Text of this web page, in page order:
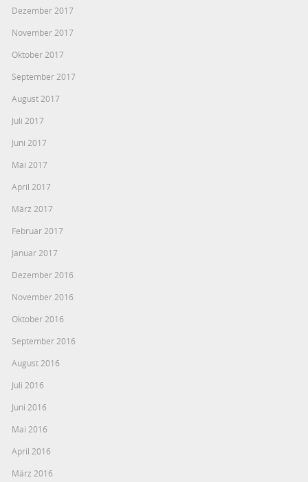
Dezember 2017
November 2017
Oktober 2017
September 2017
August 2017
Juli 2017
Juni 2017
Mai 2017
April 2017
März 2017
Februar 2017
Januar 2017
Dezember 2016
November 2016
Oktober 2016
September 2016
August 2016
Juli 2016
Juni 2016
Mai 2016
April 2016
März 2016